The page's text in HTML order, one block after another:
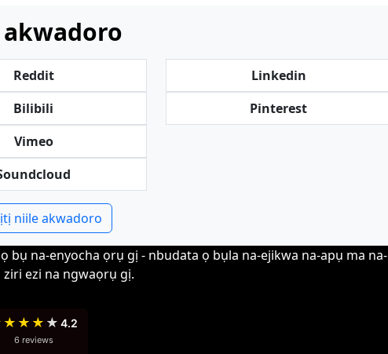
Reddit
Bilibili
Vimeo
Linkedin
Pinterest
niile akwadoro
bụ na-enyocha ọrụ gị - nbudata ọ bụla na-ejikwa na-apụ ma na-
ezi na ngwaọrụ gị.
★ ★ ★ ★ 4.2
6 reviews